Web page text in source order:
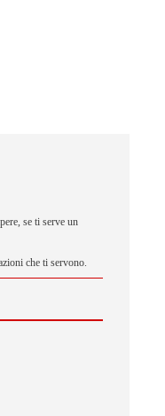
se ti serve un
che ti servono.